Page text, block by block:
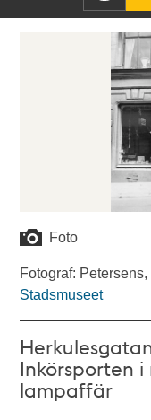
Foto
Fotograf:
Stadsmuseet
Inkörsporten
lampaffär